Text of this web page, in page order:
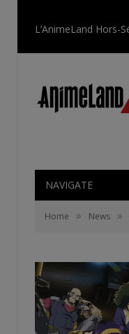
NAVIGATE
Home » News »